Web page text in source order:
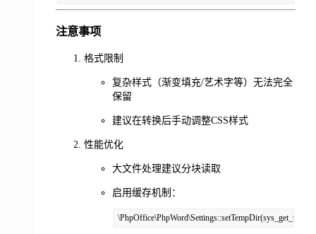
注意事项
格式限制
复杂样式（渐变填充/艺术字等）无法完全
保留
建议在转换后手动调整CSS样式
性能优化
大文件处理建议分块读取
启用缓存机制：